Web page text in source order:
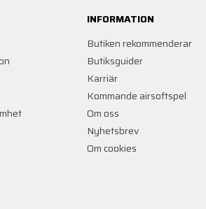
INFORMATION
Butiken rekommenderar
Butiksguider
Karriär
Kommande airsoftspel
Om oss
Nyhetsbrev
Om cookies